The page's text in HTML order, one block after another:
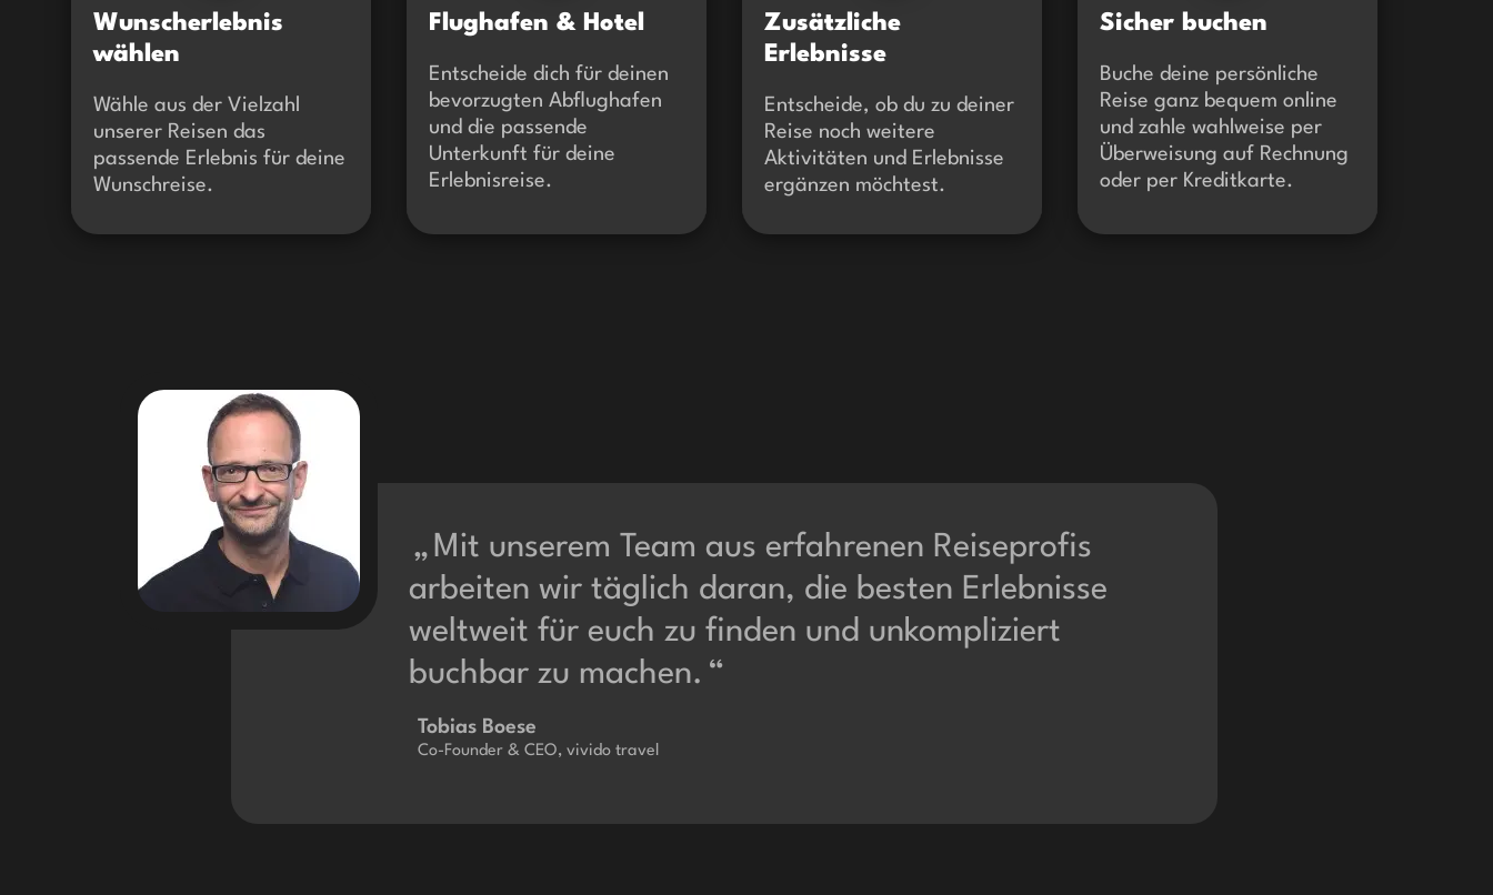
Wunscherlebnis
wählen
Wähle aus der Vielzahl
unserer Reisen das
passende Erlebnis für deine
Wunschreise.
Flughafen & Hotel
Entscheide dich für deinen
bevorzugten Abflughafen
und die passende
Unterkunft für deine
Erlebnisreise.
Zusätzliche
Erlebnisse
Entscheide, ob du zu deiner
Reise noch weitere
Aktivitäten und Erlebnisse
ergänzen möchtest.
Sicher buchen
Buche deine persönliche
Reise ganz bequem online
und zahle wahlweise per
Überweisung auf Rechnung
oder per Kreditkarte.
Mit unserem Team aus erfahrenen Reiseprofis
arbeiten wir täglich daran, die besten Erlebnisse
weltweit für euch zu finden und unkompliziert
buchbar zu machen.
Tobias Boese
Co-Founder & CEO, vivido travel